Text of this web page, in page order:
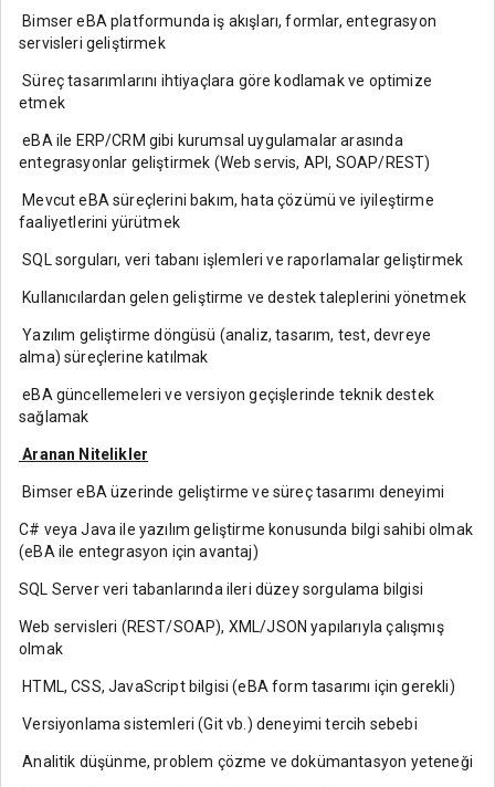
Bimser eBA platformunda iş akışları, formlar, entegrasyon
servisleri geliştirmek
Süreç tasarımlarını ihtiyaçlara göre kodlamak ve optimize
etmek
eBA ile ERP/CRM gibi kurumsal uygulamalar arasında
entegrasyonlar geliştirmek (Web servis, API, SOAP/REST)
Mevcut eBA süreçlerini bakım, hata çözümü ve iyileştirme
faaliyetlerini yürütmek
SQL sorguları, veri tabanı işlemleri ve raporlamalar geliştirmek
Kullanıcılardan gelen geliştirme ve destek taleplerini yönetmek
Yazılım geliştirme döngüsü (analiz, tasarım, test, devreye
alma) süreçlerine katılmak
eBA güncellemeleri ve versiyon geçişlerinde teknik destek
sağlamak
Aranan Nitelikler
Bimser eBA üzerinde geliştirme ve süreç tasarımı deneyimi
C# veya Java ile yazılım geliştirme konusunda bilgi sahibi olmak
(eBA ile entegrasyon için avantaj)
SQL Server veri tabanlarında ileri düzey sorgulama bilgisi
Web servisleri (REST/SOAP), XML/JSON yapılarıyla çalışmış
olmak
HTML, CSS, JavaScript bilgisi (eBA form tasarımı için gerekli)
Versiyonlama sistemleri (Git vb.) deneyimi tercih sebebi
Analitik düşünme, problem çözme ve dokümantasyon yeteneği